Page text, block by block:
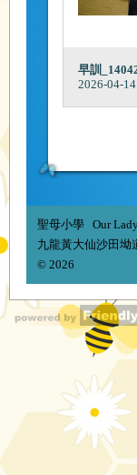
早訓
2026-04-14
聖母小學 Our
九龍黃大仙沙田坳
© 2026